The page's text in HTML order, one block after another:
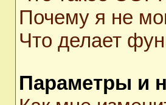
Почему я не
Что делает
Параметры и